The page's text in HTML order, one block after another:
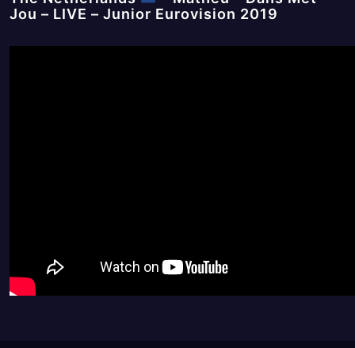
Jou – LIVE – Junior Eurovision 2019